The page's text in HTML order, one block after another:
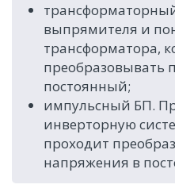
выпрямителя и
трансформатора,
преобразовывать
постоянный;
импульсный БП.
инверторную
проходит
напряжения в